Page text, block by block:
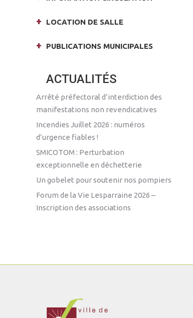
LOCATION DE SALLE
PUBLICATIONS MUNICIPALES
ACTUALITÉS
Arrêté préfectoral d’interdiction des
manifestations non revendicatives
Incendies Juillet 2026 : numéros
d’urgence fiables !
SMICOTOM : Perturbation
exceptionnelle en déchetterie
Un gobelet pour soutenir nos pompiers
Forum de la Vie Lesparraine 2026 –
Inscription des associations